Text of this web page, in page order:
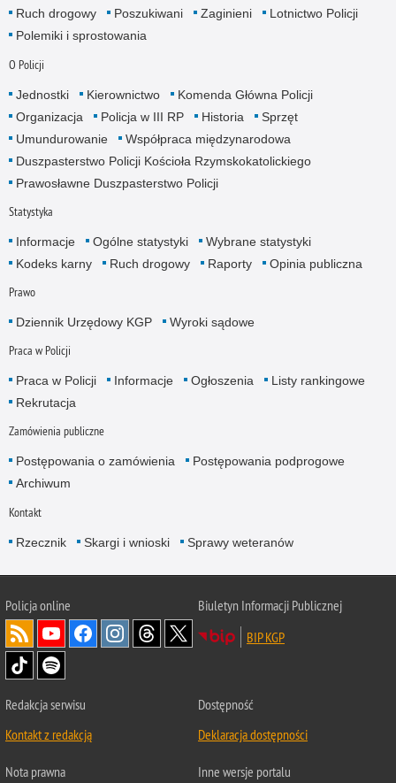
Ruch drogowy
Poszukiwani Zaginieni
Lotnictwo Policji
Polemiki i sprostowania
O Policji
Jednostki Kierownictwo
Komenda Główna Policji
Organizacja
Policja w III RP Historia
Sprzęt
Umundurowanie
Współpraca międzynarodowa
Duszpasterstwo Policji Kościoła Rzymskokatolickiego
Prawosławne Duszpasterstwo Policji
Statystyka
Informacje Ogólne statystyki
Wybrane statystyki
Kodeks karny
Ruch drogowy Raporty Opinia publiczna
Prawo
Dziennik Urzędowy KGP Wyroki sądowe
Praca w Policji
Praca w Policji Informacje Ogłoszenia
Listy rankingowe
Rekrutacja
Zamówienia publiczne
Postępowania o zamówienia
Postępowania podprogowe
Archiwum
Kontakt
Rzecznik Skargi i wnioski Sprawy weteranów
Policjaonline
Biuletyn Informacji Publicznej
BIP KGP
Redakcja serwisu
Kontakt z redakcją
Dostępność
Deklaracja dostępności
Nota prawna Inne wersje portalu